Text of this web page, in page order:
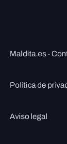
Maldita.es -
Política de
Aviso legal